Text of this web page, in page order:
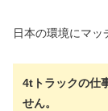
日本の環境にマッ
4tトラックの仕
せん。